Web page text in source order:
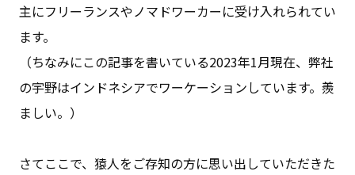
主にフリーランスやノマドワーカーに受け入れられてい
ます。
（ちなみにこの記事を書いている2023年1月現在、弊社
の宇野はインドネシアでワーケーションしています。羨
ましい。）
さてここで、猿人をご存知の方に思い出していただきた